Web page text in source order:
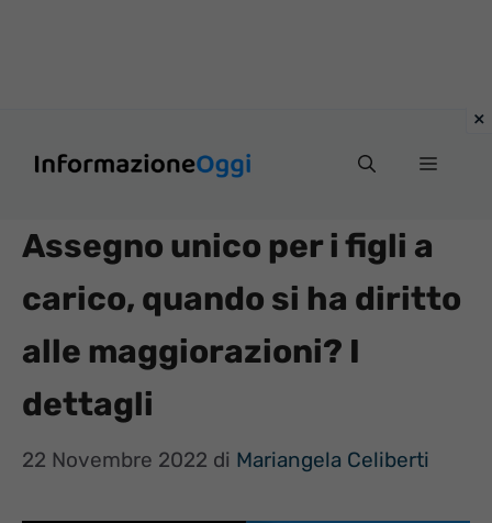
Menu
Assegno unico per i figli a
carico, quando si ha diritto
alle maggiorazioni? I
dettagli
22 Novembre 2022 di Mariangela Celiberti